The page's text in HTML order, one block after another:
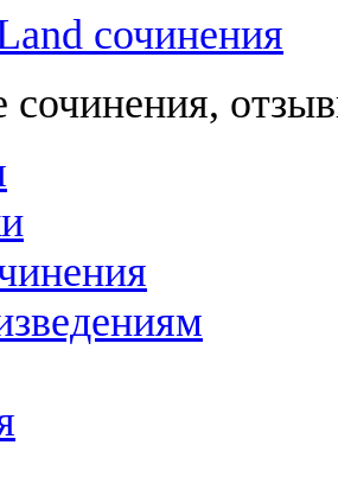
сочинения
сочинения,